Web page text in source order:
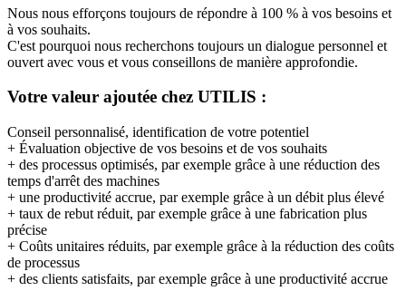
Nous nous efforçons toujours de répondre à 100 % à vos besoins et
à vos souhaits.
C'est pourquoi nous recherchons toujours un dialogue personnel et
ouvert avec vous et vous conseillons de manière approfondie.
Votre valeur ajoutée chez UTILIS :
Conseil personnalisé, identification de votre potentiel
+ Évaluation objective de vos besoins et de vos souhaits
+ des processus optimisés, par exemple grâce à une réduction des
temps d'arrêt des machines
+ une productivité accrue, par exemple grâce à un débit plus élevé
+ taux de rebut réduit, par exemple grâce à une fabrication plus
précise
+ Coûts unitaires réduits, par exemple grâce à la réduction des coûts
de processus
+ des clients satisfaits, par exemple grâce à une productivité accrue